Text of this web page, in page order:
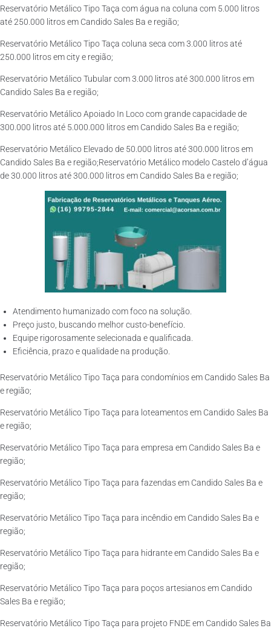
Reservatório Metálico Tipo Taça com água na coluna com 5.000 litros
até 250.000 litros em Candido Sales Ba e região;
Reservatório Metálico Tipo Taça coluna seca com 3.000 litros até
250.000 litros em city e região;
Reservatório Metálico Tubular com 3.000 litros até 300.000 litros em
Candido Sales Ba e região;
Reservatório Metálico Apoiado In Loco com grande capacidade de
300.000 litros até 5.000.000 litros em Candido Sales Ba e região;
Reservatório Metálico Elevado de 50.000 litros até 300.000 litros em
Candido Sales Ba e região;Reservatório Metálico modelo Castelo d’água
de 30.000 litros até 300.000 litros em Candido Sales Ba e região;
Atendimento humanizado com foco na solução.
Preço justo, buscando melhor custo-benefício.
Equipe rigorosamente selecionada e qualificada.
Eficiência, prazo e qualidade na produção.
Reservatório Metálico Tipo Taça para condomínios em Candido Sales Ba
e região;
Reservatório Metálico Tipo Taça para loteamentos em Candido Sales Ba
e região;
Reservatório Metálico Tipo Taça para empresa em Candido Sales Ba e
região;
Reservatório Metálico Tipo Taça para fazendas em Candido Sales Ba e
região;
Reservatório Metálico Tipo Taça para incêndio em Candido Sales Ba e
região;
Reservatório Metálico Tipo Taça para hidrante em Candido Sales Ba e
região;
Reservatório Metálico Tipo Taça para poços artesianos em Candido
Sales Ba e região;
Reservatório Metálico Tipo Taça para projeto FNDE em Candido Sales Ba